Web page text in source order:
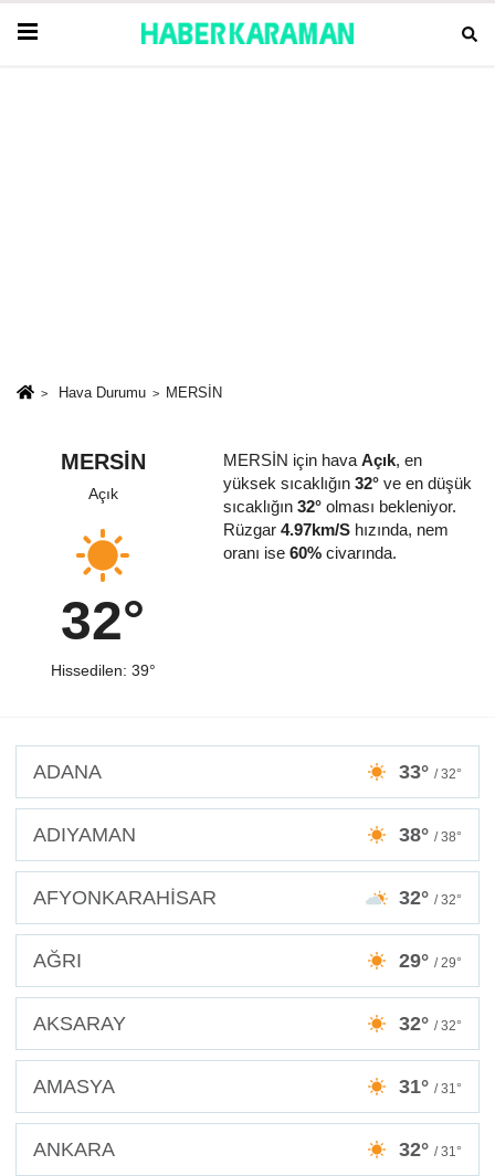
Hava Durumu MERSİN
MERSİN
Açık
32°
Hissedilen: 39°
MERSİN için hava Açık, en
yüksek sıcaklığın 32°ve en düşük
sıcaklığın 32°olması bekleniyor.
Rüzgar 4.97km/Shızında, nem
oranı ise 60%civarında.
ADANA 33° / 32°
ADIYAMAN 38° / 38°
AFYONKARAHİSAR 32° / 32°
AĞRI 29° / 29°
AKSARAY 32° / 32°
AMASYA 31° / 31°
ANKARA 32° / 31°